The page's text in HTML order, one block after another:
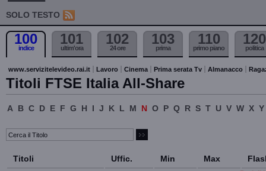
SOLO TESTO
100
indice
101
ultim'ora
102
24 ore
103
prima
110
primo piano
120
politica
www.servizitelevideo.rai.it Lavoro Cinema Prima serata Tv Almanacco
Titoli FTSE Italia All-Share
A B C D E F G H I J K L M N O P Q R S T U V W X Y
Titoli Uffic. Min Max